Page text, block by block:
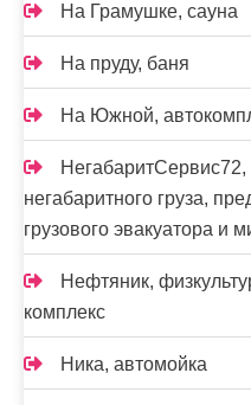
На Грамушке, сауна
На пруду, баня
На Южной,
негабаритного груза,
грузового эвакуатора и
Нефтяник,
комплекс
Ника, автомойка